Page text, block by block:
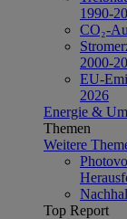
1990-
CO₂-
2000-
EU-
2026
Energie &
Themen
Weitere
Top Report